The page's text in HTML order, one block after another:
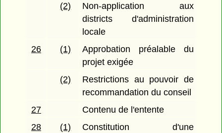
(2)
Non-application aux
districts d'administration
locale
26
(1)
Approbation préalable du
projet exigée
(2)
Restrictions au pouvoir de
recommandation du conseil
27
Contenu de l'entente
28
(1)
Constitution d'une